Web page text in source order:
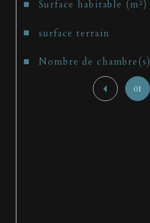
Surface habitable (m²)
surface terrain
Nombre de chambre(s)
01